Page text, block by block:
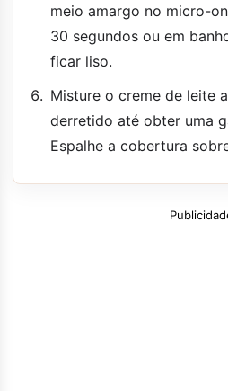
meio amargo no micro-
30 segundos ou em
ficar liso.
Misture o creme de leite
derretido até obter uma
Espalhe a cobertura